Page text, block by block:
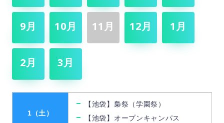
9月 10月 11月 12月 1月
2月 3月
1（土）
【池袋】梟祭（学園祭）
【池袋】オープンキャンパス